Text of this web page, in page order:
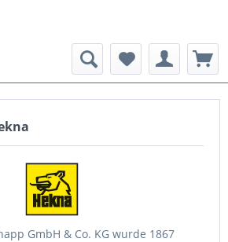
GmbH & Co. KG wurde 1867